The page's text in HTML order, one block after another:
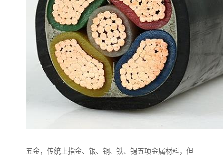
五金，传统上指金、银、铜、铁、锡五项金属材料，但